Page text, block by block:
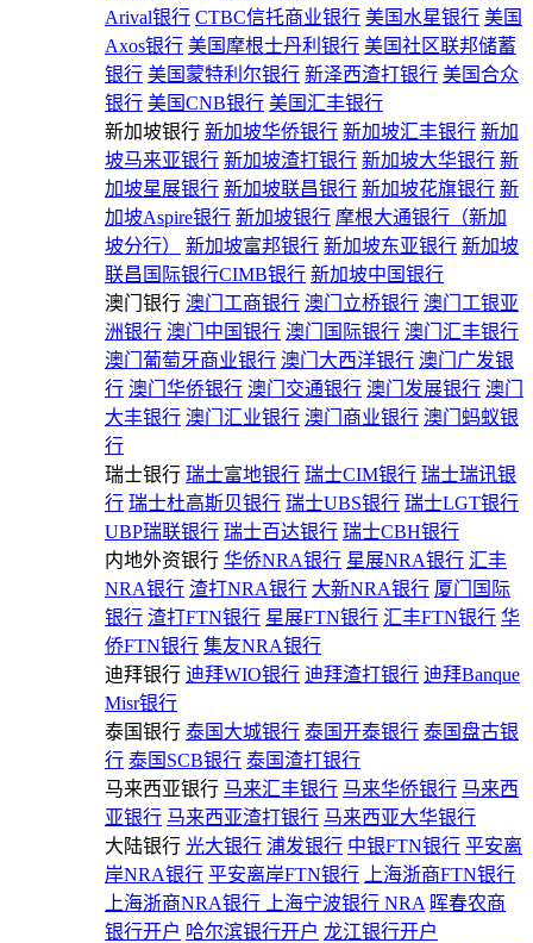
Arival银行 CTBC信托商业银行 美国水星银行 美国
Axos银行 美国摩根士丹利银行 美国社区联邦储蓄
银行 美国蒙特利尔银行 新泽西渣打银行 美国合众
银行 美国CNB银行 美国汇丰银行
新加坡银行 新加坡华侨银行 新加坡汇丰银行 新加
坡马来亚银行 新加坡渣打银行 新加坡大华银行 新
加坡星展银行 新加坡联昌银行 新加坡花旗银行 新
加坡Aspire银行 新加坡银行 摩根大通银行（新加
坡分行）
新加坡富邦银行 新加坡东亚银行 新加坡
联昌国际银行CIMB银行 新加坡中国银行
澳门银行 澳门工商银行 澳门立桥银行 澳门工银亚
洲银行 澳门中国银行 澳门国际银行 澳门汇丰银行
澳门葡萄牙商业银行 澳门大西洋银行 澳门广发银
行 澳门华侨银行 澳门交通银行 澳门发展银行 澳门
大丰银行 澳门汇业银行 澳门商业银行 澳门蚂蚁银
行
瑞士银行 瑞士富地银行 瑞士CIM银行 瑞士瑞讯银
行 瑞士杜高斯贝银行 瑞士UBS银行 瑞士LGT银行
UBP瑞联银行 瑞士百达银行 瑞士CBH银行
内地外资银行 华侨NRA银行 星展NRA银行 汇丰
NRA银行 渣打NRA银行 大新NRA银行 厦门国际
银行 渣打FTN银行 星展FTN银行 汇丰FTN银行 华
侨FTN银行 集友NRA银行
迪拜银行 迪拜WIO银行 迪拜渣打银行 迪拜Banque
Misr银行
泰国银行 泰国大城银行 泰国开泰银行 泰国盘古银
行 泰国SCB银行 泰国渣打银行
马来西亚银行 马来汇丰银行 马来华侨银行 马来西
亚银行 马来西亚渣打银行 马来西亚大华银行
大陆银行 光大银行 浦发银行 中银FTN银行 平安离
岸NRA银行 平安离岸FTN银行
上海浙商FTN银行
上海浙商NRA银行
上海宁波银行 NRA 晖春农商
银行开户 哈尔滨银行开户 龙江银行开户